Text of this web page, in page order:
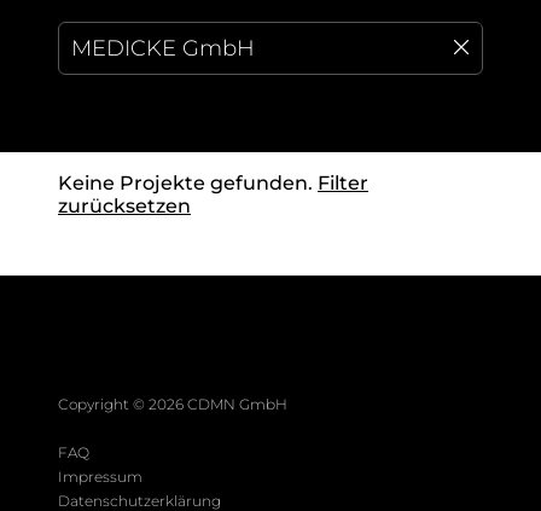
Keine Projekte gefunden. Filter
zurücksetzen
Copyright © 2026 CDMN GmbH
FAQ
Impressum
Datenschutzerklärung